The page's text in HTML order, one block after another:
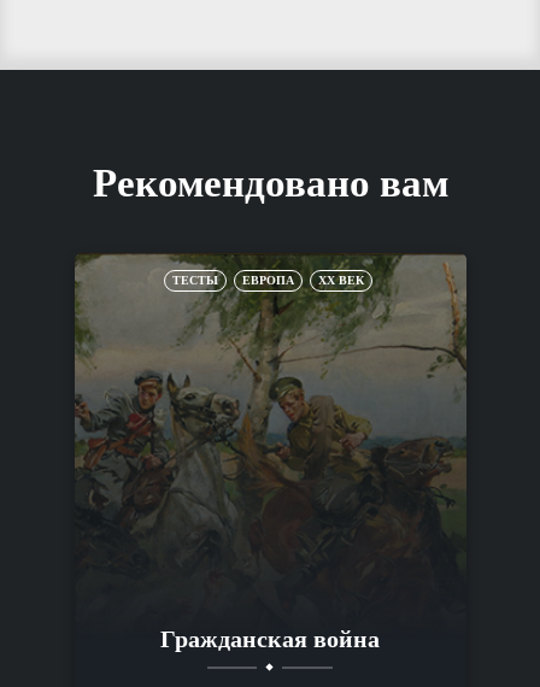
Рекомендовано вам
ТЕСТЫ ЕВРОПА XX ВЕК
Гражданская война